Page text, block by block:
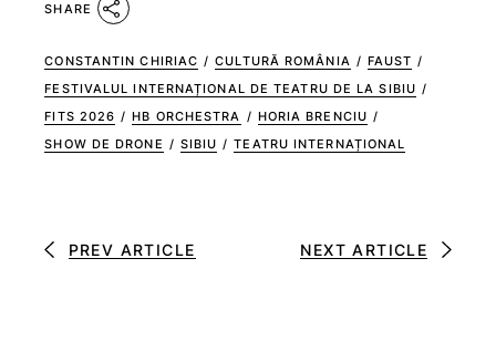
SHARE
CONSTANTIN CHIRIAC / CULTURĂ ROMÂNIA / FAUST /
FESTIVALUL INTERNAȚIONAL DE TEATRU DE LA SIBIU /
FITS 2026 / HB ORCHESTRA / HORIA BRENCIU /
SHOW DE DRONE / SIBIU / TEATRU INTERNAȚIONAL
PREV ARTICLE NEXT ARTICLE